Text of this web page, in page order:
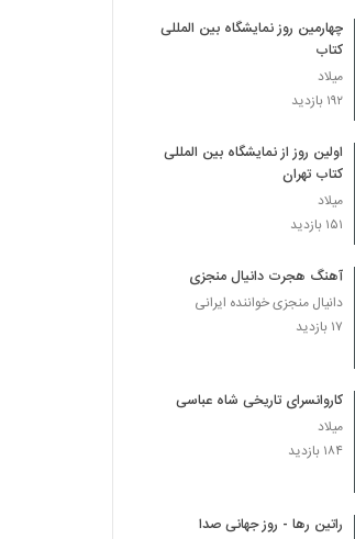
چهارمین روز نمایشگاه بین المللی
کتاب
میلاد
۱۹۲ بازدید
اولین روز از نمایشگاه بین المللی
کتاب تهران
میلاد
۱۵۱ بازدید
آهنگ هجرت دانیال منجزی
دانیال منجزی خواننده ایرانی
۱۷ بازدید
کاروانسرای تاریخی شاه عباسی
میلاد
۱۸۴ بازدید
راتین رها - روز جهانی صدا